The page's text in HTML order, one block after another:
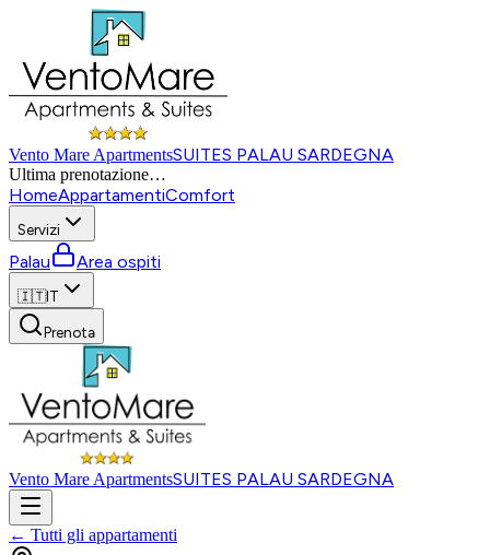
Vento Mare ApartmentsSUITES PALAU SARDEGNA
Ultima prenotazione…
HomeAppartamentiComfort
Servizi
Palau Area ospiti
🇮🇹IT
Prenota
Vento Mare ApartmentsSUITES PALAU SARDEGNA
← Tutti gli appartamenti